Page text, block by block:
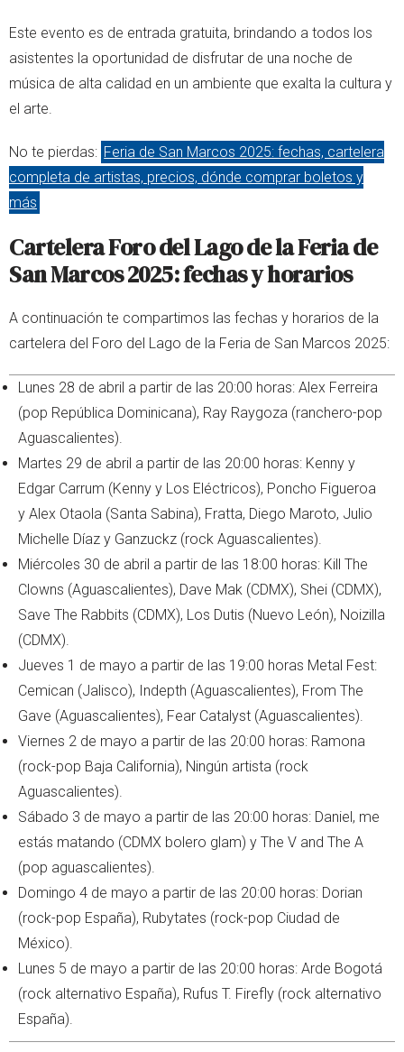
Este evento es de entrada gratuita, brindando a todos los
asistentes la oportunidad de disfrutar de una noche de
música de alta calidad en un ambiente que exalta la cultura y
el arte.
No te pierdas: Feria de San Marcos 2025: fechas, cartelera
completa de artistas, precios, dónde comprar boletos y
más
Cartelera Foro del Lago de la Feria de
San Marcos 2025: fechas y horarios
A continuación te compartimos las fechas y horarios de la
cartelera del Foro del Lago de la Feria de San Marcos 2025:
Lunes 28 de abril a partir de las 20:00 horas: Alex Ferreira
(pop República Dominicana), Ray Raygoza (ranchero-pop
Aguascalientes).
Martes 29 de abril a partir de las 20:00 horas: Kenny y
Edgar Carrum (Kenny y Los Eléctricos), Poncho Figueroa
y Alex Otaola (Santa Sabina), Fratta, Diego Maroto, Julio
Michelle Díaz y Ganzuckz (rock Aguascalientes).
Miércoles 30 de abril a partir de las 18:00 horas: Kill The
Clowns (Aguascalientes), Dave Mak (CDMX), Shei (CDMX),
Save The Rabbits (CDMX), Los Dutis (Nuevo León), Noizilla
(CDMX).
Jueves 1 de mayo a partir de las 19:00 horas Metal Fest:
Cemican (Jalisco), Indepth (Aguascalientes), From The
Gave (Aguascalientes), Fear Catalyst (Aguascalientes).
Viernes 2 de mayo a partir de las 20:00 horas: Ramona
(rock-pop Baja California), Ningún artista (rock
Aguascalientes).
Sábado 3 de mayo a partir de las 20:00 horas: Daniel, me
estás matando (CDMX bolero glam) y The V and The A
(pop aguascalientes).
Domingo 4 de mayo a partir de las 20:00 horas: Dorian
(rock-pop España), Rubytates (rock-pop Ciudad de
México).
Lunes 5 de mayo a partir de las 20:00 horas: Arde Bogotá
(rock alternativo España), Rufus T. Firefly (rock alternativo
España).